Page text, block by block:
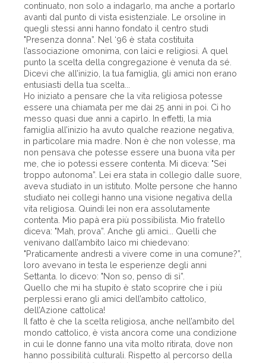
continuato, non solo a indagarlo, ma anche a portarlo
avanti dal punto di vista esistenziale. Le orsoline in
quegli stessi anni hanno fondato il centro studi
"Presenza donna”. Nel ‘96 è stata costituita
l’associazione omonima, con laici e religiosi. A quel
punto la scelta della congregazione è venuta da sé.
Dicevi che all’inizio, la tua famiglia, gli amici non erano
entusiasti della tua scelta...
Ho iniziato a pensare che la vita religiosa potesse
essere una chiamata per me dai 25 anni in poi. Ci ho
messo quasi due anni a capirlo. In effetti, la mia
famiglia all’inizio ha avuto qualche reazione negativa,
in particolare mia madre. Non è che non volesse, ma
non pensava che potesse essere una buona vita per
me, che io potessi essere contenta. Mi diceva: "Sei
troppo autonoma”. Lei era stata in collegio dalle suore,
aveva studiato in un istituto. Molte persone che hanno
studiato nei collegi hanno una visione negativa della
vita religiosa. Quindi lei non era assolutamente
contenta. Mio papà era più possibilista. Mio fratello
diceva: "Mah, prova”. Anche gli amici... Quelli che
venivano dall’ambito laico mi chiedevano:
"Praticamente andresti a vivere come in una comune?”,
loro avevano in testa le esperienze degli anni
Settanta. Io dicevo: "Non so, penso di sì”.
Quello che mi ha stupito è stato scoprire che i più
perplessi erano gli amici dell’ambito cattolico,
dell’Azione cattolica!
Il fatto è che la scelta religiosa, anche nell’ambito del
mondo cattolico, è vista ancora come una condizione
in cui le donne fanno una vita molto ritirata, dove non
hanno possibilità culturali. Rispetto al percorso della